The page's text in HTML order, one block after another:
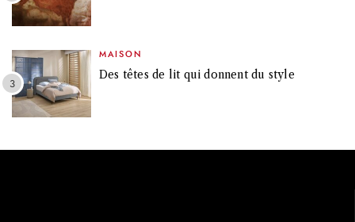
MAISON
Des têtes de lit qui donnent du style